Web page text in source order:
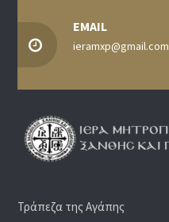
EMAIL
ieramxp@gmail.com
Τράπεζα της Αγάπης